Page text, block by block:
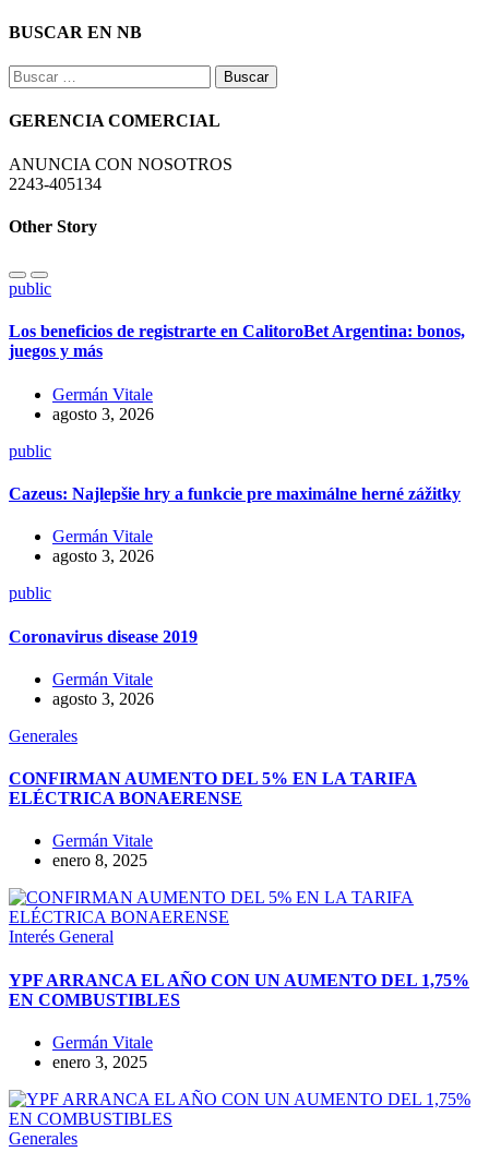
BUSCAR EN NB
Buscar:
GERENCIA COMERCIAL
ANUNCIA CON NOSOTROS
2243-405134
Other Story
public
Los beneficios de registrarte en CalitoroBet Argentina: bonos,
juegos y más
Germán Vitale
agosto 3, 2026
public
Cazeus: Najlepšie hry a funkcie pre maximálne herné zážitky
Germán Vitale
agosto 3, 2026
public
Coronavirus disease 2019
Germán Vitale
agosto 3, 2026
Generales
CONFIRMAN AUMENTO DEL 5% EN LA TARIFA
ELÉCTRICA BONAERENSE
Germán Vitale
enero 8, 2025
Interés General
YPF ARRANCA EL AÑO CON UN AUMENTO DEL 1,75%
EN COMBUSTIBLES
Germán Vitale
enero 3, 2025
Generales